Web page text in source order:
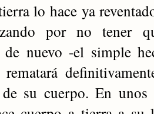
lo hace ya
por no tener
de nuevo -el simple
su cuerpo. En unos